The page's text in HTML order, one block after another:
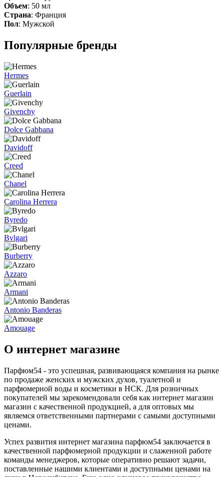
Объем: 50 мл
Страна: Франция
Пол: Мужской
Популярные бренды
Hermes
Guerlain
Givenchy
Dolce Gabbana
Davidoff
Creed
Chanel
Carolina Herrera
Byredo
Bvlgari
Burberry
Azzaro
Armani
Antonio Banderas
Amouage
О интернет магазине
Парфюм54 - это успешная, развивающаяся компания на рынке
по продаже женских и мужских духов, туалетной и
парфюмерной воды и косметики в НСК. Для розничных
покупателей мы зарекомендовали себя как интернет магазин
магазин с качественной продукцией, а для оптовых мы
являемся ответственными партнерами с самыми доступными
ценами.
Успех развития интернет магазина парфюм54 заключается в
качественной парфюмерной продукции и слаженной работе
команды менеджеров, которые оперативно решают задачи,
поставленные нашими клиентами и доступными ценами на